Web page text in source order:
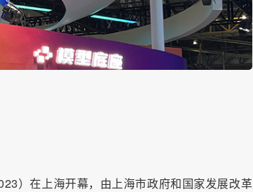
）在上海开幕，由上海市政府和国家发展改革